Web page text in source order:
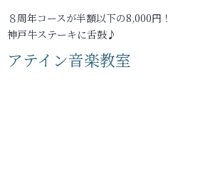
８周年コースが半額以下の8,000円！
神戸牛ステーキに舌鼓♪
アテイン音楽教室